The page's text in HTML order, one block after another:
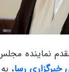
نماینده